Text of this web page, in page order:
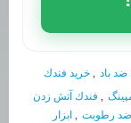
باد , خريد فندك
, فندك آتش زدن
رطوبت , ابزار